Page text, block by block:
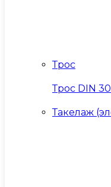
Трос
Трос DIN
Такелаж